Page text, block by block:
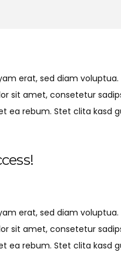
erat, sed diam
sit amet, consetetur
rebum. Stet clita kasd
erat, sed diam
sit amet, consetetur
rebum. Stet clita kasd